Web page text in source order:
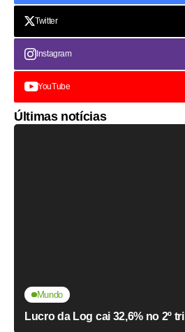
Twitter
Instagram
YouTube
Últimas notícias
Mundo
Lucro da Log cai 32,6% no 2º tri